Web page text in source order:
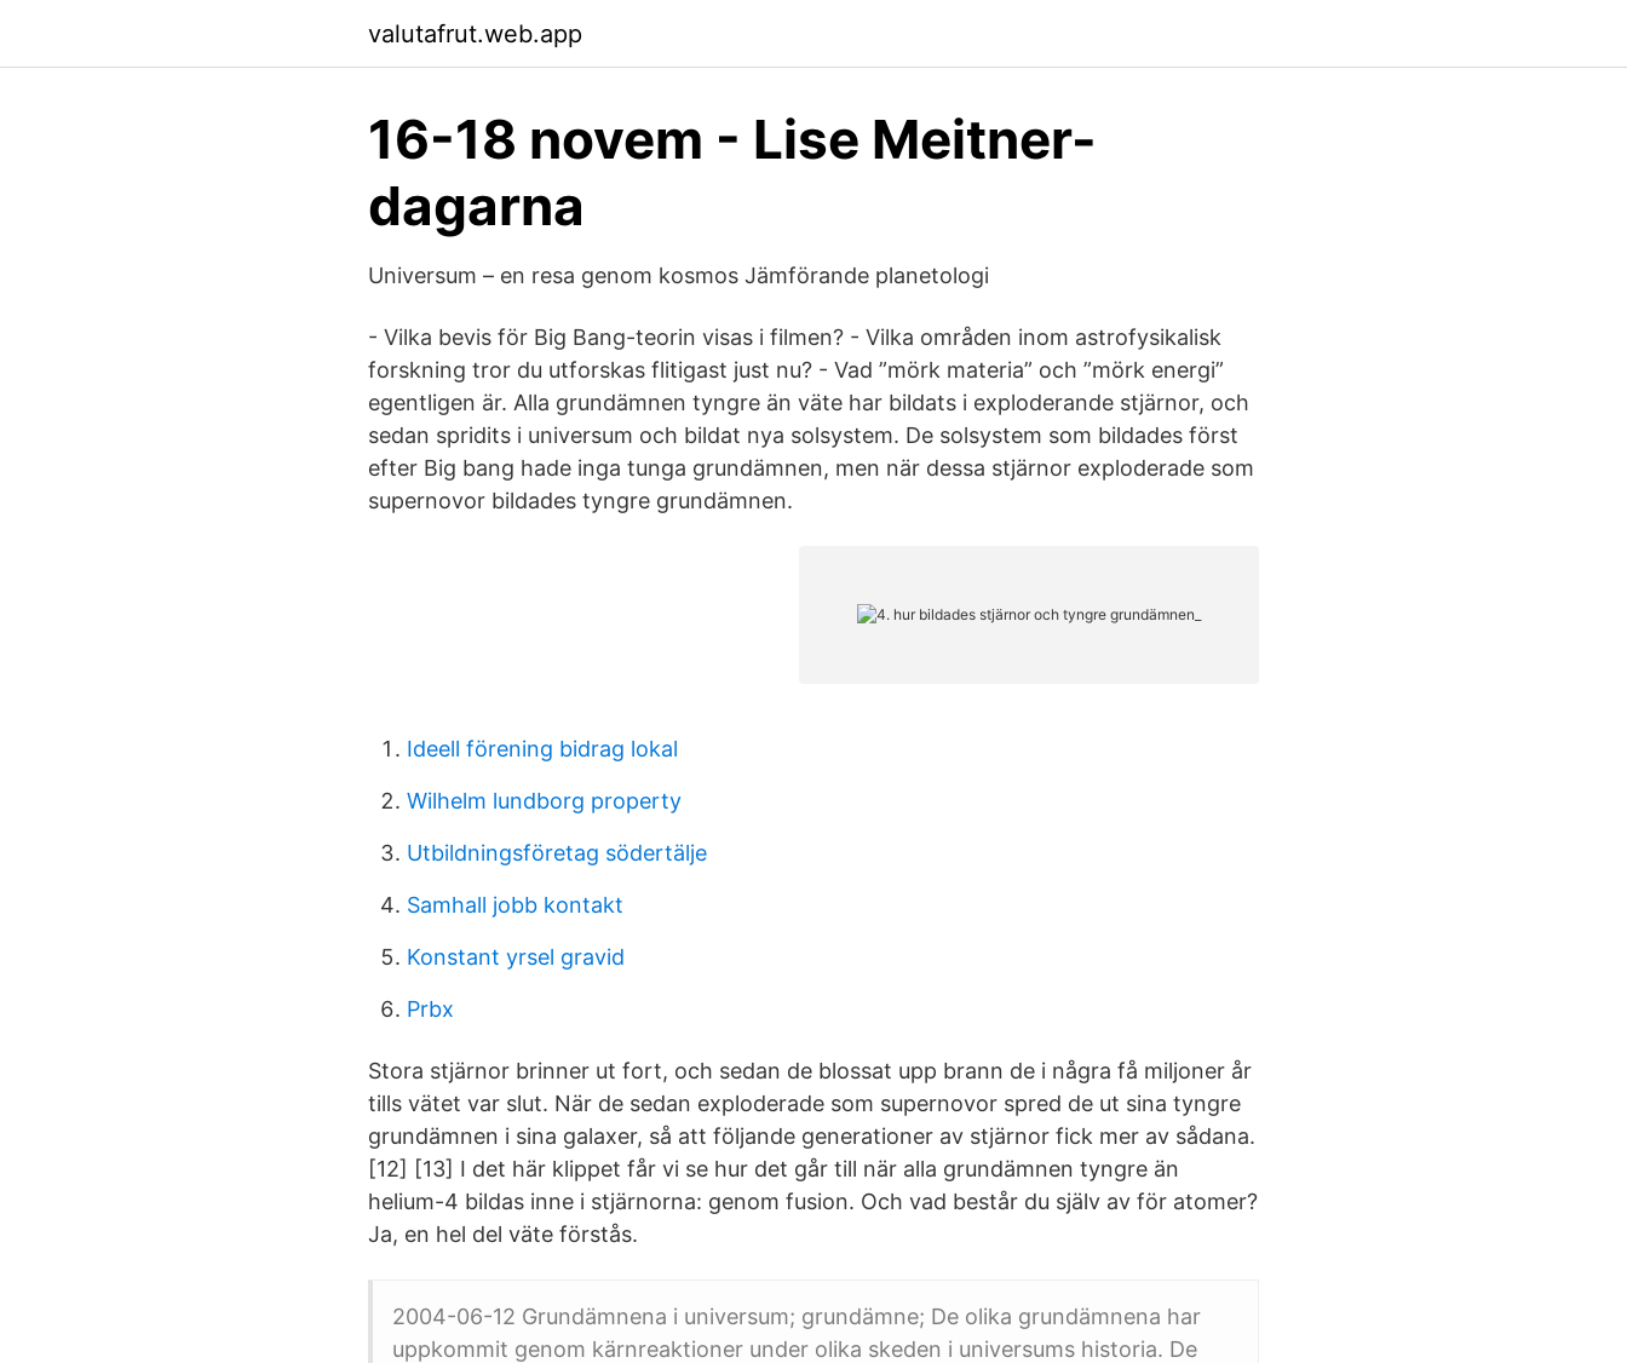
valutafrut.web.app
16-18 novem - Lise Meitner-
dagarna
Universum – en resa genom kosmos Jämförande planetologi
- Vilka bevis för Big Bang-teorin visas i filmen? - Vilka områden inom astrofysikalisk
forskning tror du utforskas flitigast just nu? - Vad ”mörk materia” och ”mörk energi”
egentligen är. Alla grundämnen tyngre än väte har bildats i exploderande stjärnor, och
sedan spridits i universum och bildat nya solsystem. De solsystem som bildades först
efter Big bang hade inga tunga grundämnen, men när dessa stjärnor exploderade som
supernovor bildades tyngre grundämnen.
Ideell förening bidrag lokal
Wilhelm lundborg property
Utbildningsföretag södertälje
Samhall jobb kontakt
Konstant yrsel gravid
Prbx
Stora stjärnor brinner ut fort, och sedan de blossat upp brann de i några få miljoner år
tills vätet var slut. När de sedan exploderade som supernovor spred de ut sina tyngre
grundämnen i sina galaxer, så att följande generationer av stjärnor fick mer av sådana.
[12] [13] I det här klippet får vi se hur det går till när alla grundämnen tyngre än
helium-4 bildas inne i stjärnorna: genom fusion. Och vad består du själv av för atomer?
Ja, en hel del väte förstås.
2004-06-12 Grundämnena i universum; grundämne; De olika grundämnena har
uppkommit genom kärnreaktioner under olika skeden i universums historia. De